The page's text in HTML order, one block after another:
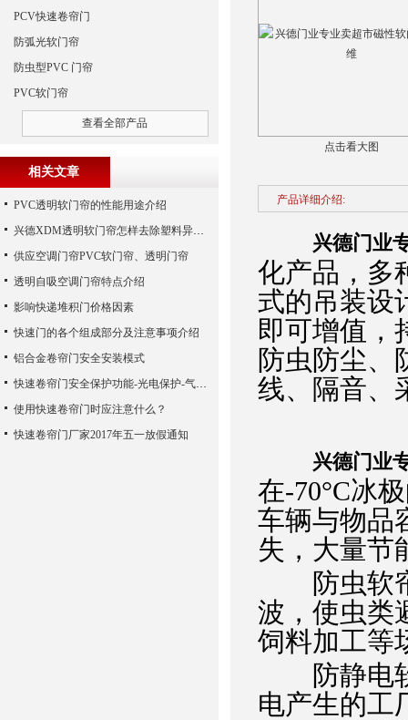
点击看大图
产品详细介绍:
兴德门业
化产品，多
式的吊装设
即可增值，
防虫防尘、
线、隔音、
兴德门业
在-70°C冰
车辆与物品
失，大量节
防虫软帘
波，使虫类
饲料加工等
防静电软
电产生的工
PCV快速卷帘门
防弧光软门帘
防虫型PVC 门帘
PVC软门帘
查看全部产品
相关文章
PVC透明软门帘的性能用途介绍
兴德XDM透明软门帘怎样去除塑料异味？
供应空调门帘PVC软门帘、透明门帘
透明自吸空调门帘特点介绍
影响快递堆积门价格因素
快速门的各个组成部分及注意事项介绍
铝合金卷帘门安全安装模式
快速卷帘门安全保护功能-光电保护-气囊保护
使用快速卷帘门时应注意什么？
快速卷帘门厂家2017年五一放假通知